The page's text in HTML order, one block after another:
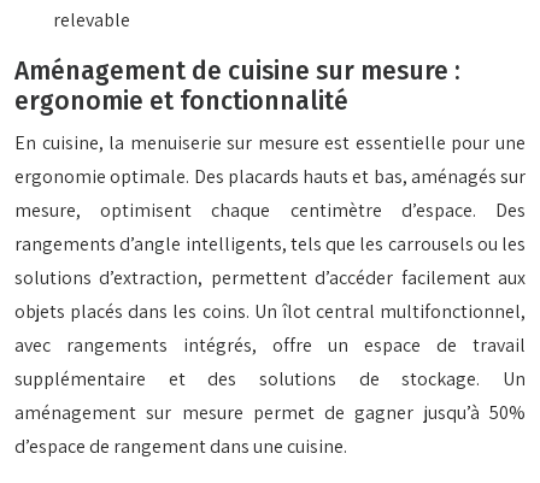
relevable
Aménagement de cuisine sur mesure :
ergonomie et fonctionnalité
En cuisine, la menuiserie sur mesure est essentielle pour une
ergonomie optimale. Des placards hauts et bas, aménagés sur
mesure, optimisent chaque centimètre d’espace. Des
rangements d’angle intelligents, tels que les carrousels ou les
solutions d’extraction, permettent d’accéder facilement aux
objets placés dans les coins. Un îlot central multifonctionnel,
avec rangements intégrés, offre un espace de travail
supplémentaire et des solutions de stockage. Un
aménagement sur mesure permet de gagner jusqu’à 50%
d’espace de rangement dans une cuisine.